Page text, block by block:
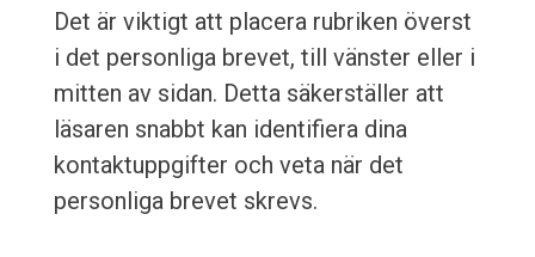
Det är viktigt att placera rubriken överst
i det personliga brevet, till vänster eller i
mitten av sidan. Detta säkerställer att
läsaren snabbt kan identifiera dina
kontaktuppgifter och veta när det
personliga brevet skrevs.